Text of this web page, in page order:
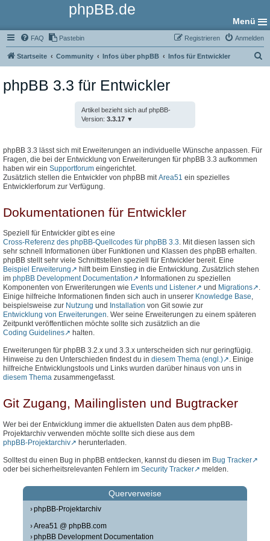
phpBB.de
Menü
FAQ Pastebin Anmelden
Registrieren
Startseite Community Infos über phpBB Infos für Entwickler
phpBB 3.3 für Entwickler
Artikel bezieht sich auf phpBB-
Version: 3.3.17
phpBB 3.3 lässt sich mit Erweiterungen an individuelle Wünsche anpassen. Für
Fragen, die bei der Entwicklung von Erweiterungen für phpBB 3.3 aufkommen
haben wir ein Supportforum eingerichtet.
Zusätzlich stellen die Entwickler von phpBB mit Area51 ein spezielles
Entwicklerforum zur Verfügung.
Dokumentationen für Entwickler
Speziell für Entwickler gibt es eine
Cross-Referenz des phpBB-Quellcodes für phpBB 3.3. Mit diesen lassen sich
sehr schnell Informationen über Funktionen und Klassen des phpBB erhalten.
phpBB stellt sehr viele Schnittstellen speziell für Entwickler bereit. Eine
Beispiel Erweiterung
hilft beim Einstieg in die Entwicklung. Zusätzlich stehen
im phpBB Development Documentation
Informationen zu speziellen
Komponenten von Erweriterungen wie Events und Listener und Migrations
.
Einige hilfreiche Informationen finden sich auch in unserer Knowledge Base,
beispielsweise zur Nutzung und Installation von Git sowie zur
Entwicklung von Erweiterungen. Wer seine Erweiterungen zu einem späteren
Zeitpunkt veröffentlichen möchte sollte sich zusätzlich an die
Coding Guidelines
halten.
Erweiterungen für phpBB 3.2.x und 3.3.x unterscheiden sich nur geringfügig.
Hinweise zu den Unterschieden findest du in diesem Thema (engl.)
. Einige
hilfreiche Entwicklungstools und Links wurden darüber hinaus von uns in
diesem Thema zusammengefasst.
Git Zugang, Mailinglisten und Bugtracker
Wer bei der Entwicklung immer die aktuellsten Daten aus dem phpBB-
Projektarchiv verwenden möchte sollte sich diese aus dem
phpBB-Projektarchiv
herunterladen.
Solltest du einen Bug in phpBB entdecken, kannst du diesen im Bug Tracker
oder bei sicherheitsrelevanten Fehlern im Security Tracker melden.
Querverweise
phpBB-Projektarchiv
Area51 @ phpBB.com
phpBB Development Documentation